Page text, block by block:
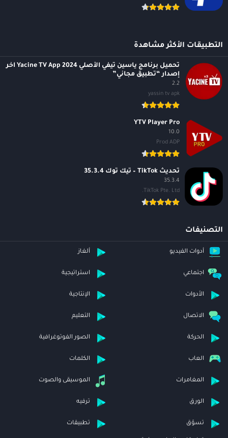
التطبيقات الأكثر مشاهدة
تحميل برنامج ياسين تيفي الأصلي 2024 Yacine TV App آخر
إصدار “تطبيق مجاني”
2.2
yassin tv apk
YTV Player Pro
10.0
Prod ADP
تحديث TikTok – تيك توك 35.3.4
35.3.4
TikTok Pte. Ltd.
التصنيفات
أدوات الفيديو ألغاز
اجتماعي استراتيجية
الأدوات الإنتاجية
الاتصال التعليم
الحركة الصور الفوتوغرافية
العاب الكلمات
المغامرات الموسيقى والصوت
الورق ترفيه
تسوّق تطبيقات